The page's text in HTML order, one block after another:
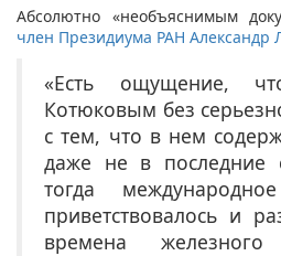
Абсолютно «необъяснимым
член Президиума РАН Александр
«Есть ощущение,
Котюковым без
с тем, что в нем
даже не в последние
тогда
приветствовалось и
времена